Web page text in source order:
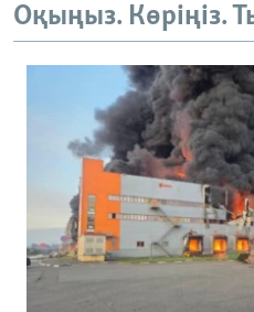
Оқыңыз. Көріңіз.